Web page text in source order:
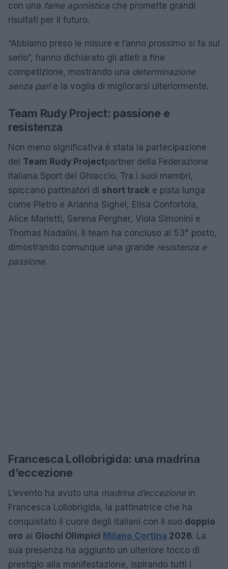
con una fame agonistica che promette grandi
risultati per il futuro.
“Abbiamo preso le misure e l’anno prossimo si fa sul
serio”, hanno dichiarato gli atleti a fine
competizione, mostrando una determinazione
senza parie la voglia di migliorarsi ulteriormente.
Team Rudy Project: passione e
resistenza
Non meno significativa è stata la partecipazione
del Team Rudy Projectpartner della Federazione
Italiana Sport del Ghiaccio. Tra i suoi membri,
spiccano pattinatori di short track e pista lunga
come Pietro e Arianna Sighel, Elisa Confortola,
Alice Marletti, Serena Pergher, Viola Simonini e
Thomas Nadalini. Il team ha concluso al 53° posto,
dimostrando comunque una grande resistenza e
passione.
Francesca Lollobrigida: una madrina
d’eccezione
L’evento ha avuto una madrina d’eccezionein
Francesca Lollobrigida, la pattinatrice che ha
conquistato il cuore degli italiani con il suo doppio
oro ai Giochi Olimpici Milano Cortina 2026. La
sua presenza ha aggiunto un ulteriore tocco di
prestigio alla manifestazione, ispirando tutti i